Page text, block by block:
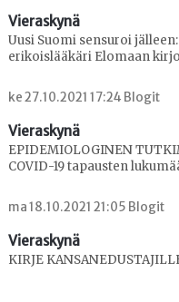
Vieraskynä
Uusi Suomi sensuroi
erikoislääkäri Elomaan
ke 27.10.2021 17:24 Blogit
Vieraskynä
EPIDEMIOLOGINEN
COVID-19 tapausten
ma 18.10.2021 21:05 Blogit
Vieraskynä
KIRJE